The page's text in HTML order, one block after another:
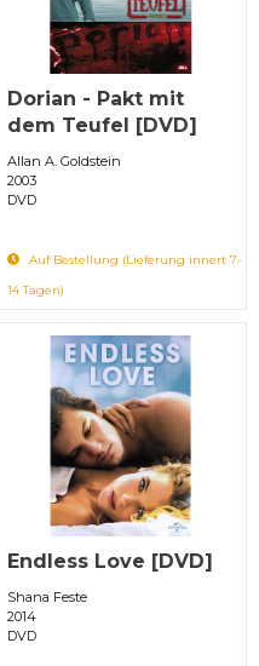
Dorian - Pakt mit
dem Teufel [DVD]
Allan A. Goldstein
2003
DVD
Auf Bestellung (Lieferung innert 7-
14 Tagen)
Endless Love [DVD]
Shana Feste
2014
DVD